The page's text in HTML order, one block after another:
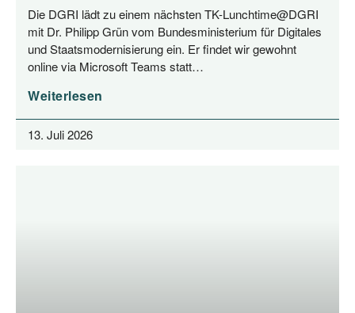
Die DGRI lädt zu einem nächs­ten TK-Lunchtime@DGRI
mit Dr. Phil­ipp Grün vom Bun­des­mi­nis­te­ri­um für Digi­ta­les
und Staats­mo­der­ni­sie­rung ein. Er fin­det wir gewohnt
online via Micro­soft Teams statt…
Weiterlesen
13. Juli 2026